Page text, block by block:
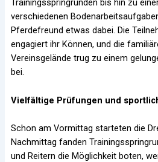
Trainingsspringrunden bis hin zu
verschiedenen
Pferdefreund etwas dabei. Die
engagiert ihr Können, und die
Vereinsgelände trug zu einem
bei.
Vielfältige Prüfungen und
Schon am Vormittag starteten die
Nachmittag fanden
und Reitern die Möglichkeit boten,